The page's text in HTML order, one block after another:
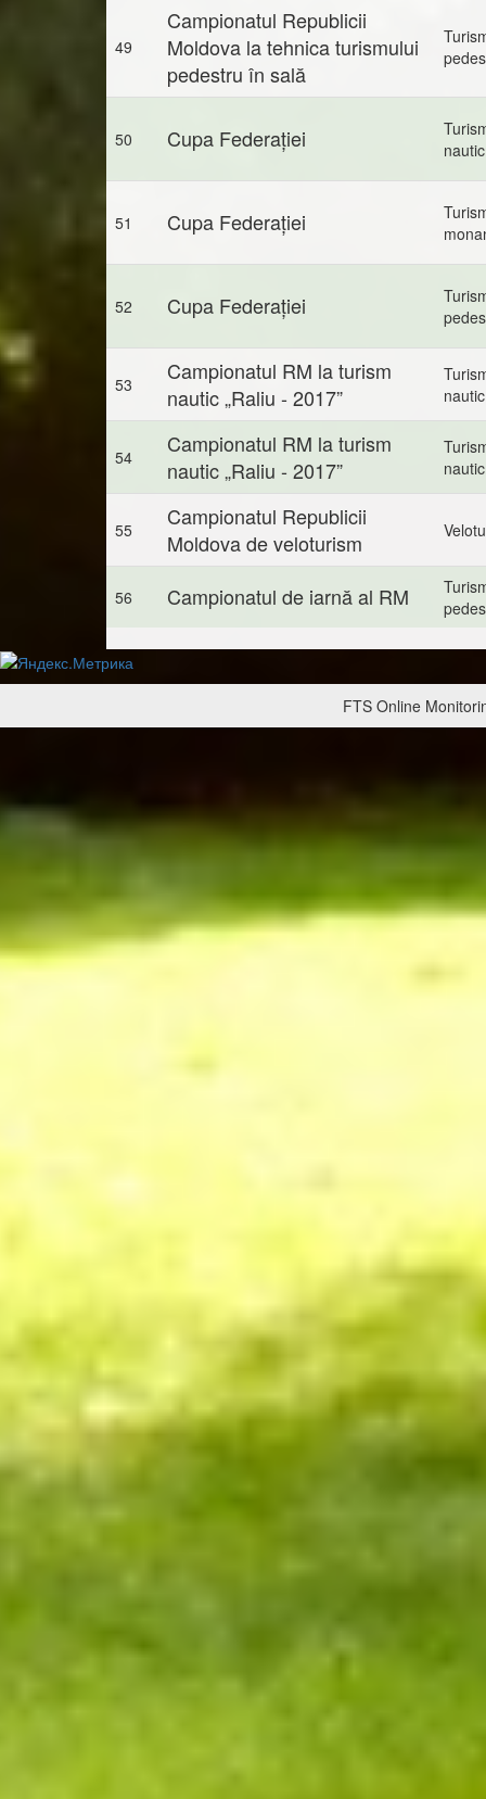
49
Campionatul Republicii
Moldova la tehnica turismului
pedestru în sală
50 Cupa Federației
nautic
51 Cupa Federației
52 Cupa Federației
53
Campionatul RM la turism
nautic „Raliu - 2017”
nautic
54
Campionatul RM la turism
nautic „Raliu - 2017”
nautic
55
Campionatul Republicii
Moldova de veloturism
56 Campionatul de iarnă al RM
FTS Online